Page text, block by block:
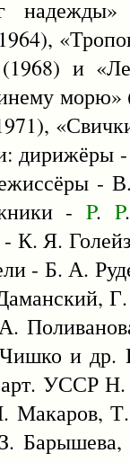
и
морю»
- P. P
- К. Я.
- Б. А.
и др.
арт. УССР
Т.